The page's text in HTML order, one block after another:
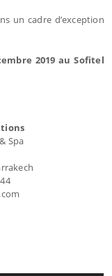
un cadre d’exception
2019 au Sofitel
Spa